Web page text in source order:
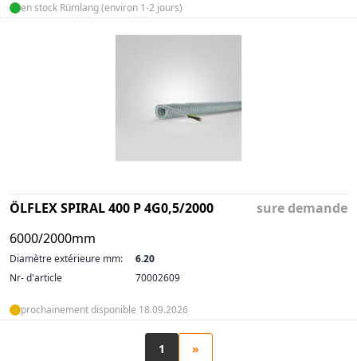
en stock Rümlang (environ 1-2 jours)
ÖLFLEX SPIRAL 400 P 4G0,5/2000
6000/2000mm
sure demande
Diamètre extérieure mm:
6.20
Nr- d'article
70002609
prochainement disponible 18.09.2026
1 »